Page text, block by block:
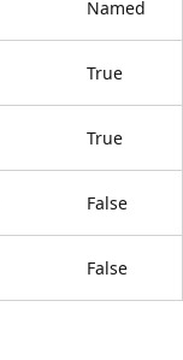
Named
True
True
False
False